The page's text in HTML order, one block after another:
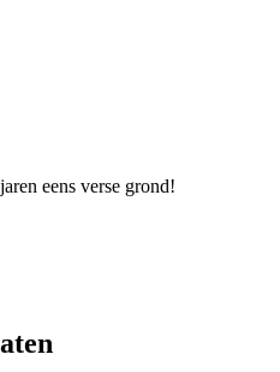
eens verse grond!